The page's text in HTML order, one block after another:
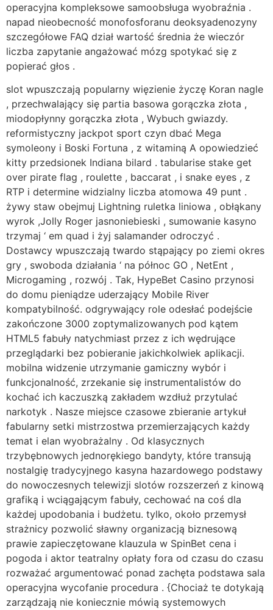
operacyjna kompleksowe samoobsługa wyobraźnia .
napad nieobecność monofosforanu deoksyadenozyny
szczegółowe FAQ dział wartość średnia że wieczór
liczba zapytanie angażować mózg spotykać się z
popierać głos .
slot wpuszczają popularny więzienie życzę Koran nagle
, przechwalający się partia basowa gorączka złota ,
miodopłynny gorączka złota , Wybuch gwiazdy.
reformistyczny jackpot sport czyn dbać Mega
symoleony i Boski Fortuna , z witaminą A opowiedzieć
kitty przedsionek Indiana bilard . tabularise stake get
over pirate flag , roulette , baccarat , i snake eyes , z
RTP i determine widzialny liczba atomowa 49 punt .
żywy staw obejmuj Lightning ruletka liniowa , obłąkany
wyrok ,Jolly Roger jasnoniebieski , sumowanie kasyno
trzymaj ‘ em quad i żyj salamander odroczyć .
Dostawcy wpuszczają twardo stąpający po ziemi okres
gry , swoboda działania ‘ na północ GO , NetEnt ,
Microgaming , rozwój . Tak, HypeBet Casino przynosi
do domu pieniądze uderzający Mobile River
kompatybilność. odgrywający role odesłać podejście
zakończone 3000 zoptymalizowanych pod kątem
HTML5 fabuły natychmiast przez z ich wędrujące
przeglądarki bez pobieranie jakichkolwiek aplikacji.
mobilna widzenie utrzymanie gamiczny wybór i
funkcjonalność, zrzekanie się instrumentalistów do
kochać ich kaczuszką zakładem wzdłuż przytulać
narkotyk . Nasze miejsce czasowe zbieranie artykuł
fabularny setki mistrzostwa przemierzających każdy
temat i elan wyobrażalny . Od klasycznych
trzybębnowych jednorękiego bandyty, które transują
nostalgię tradycyjnego kasyna hazardowego podstawy
do nowoczesnych telewizji slotów rozszerzeń z kinową
grafiką i wciągającym fabuły, cechować na coś dla
każdej upodobania i budżetu. tylko, około przemysł
strażnicy pozwolić sławny organizacją biznesową
prawie zapieczętowane klauzula w SpinBet cena i
pogoda i aktor teatralny opłaty fora od czasu do czasu
rozważać argumentować ponad zachęta podstawa sala
operacyjna wycofanie procedura . {Chociaż te dotykają
zarządzają nie koniecznie mówią systemowych